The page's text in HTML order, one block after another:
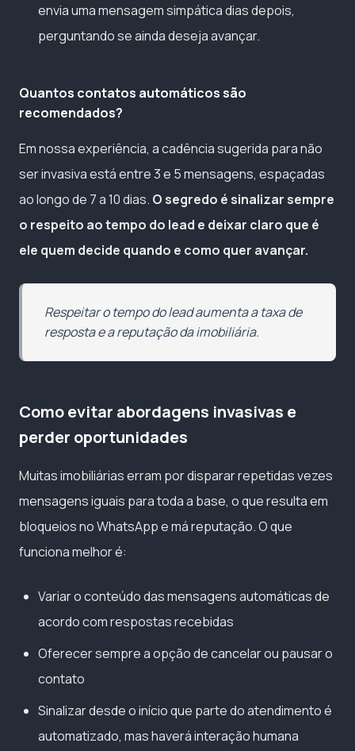
envia uma mensagem simpática dias depois,
perguntando se ainda deseja avançar.
Quantos contatos automáticos são
recomendados?
Em nossa experiência, a cadência sugerida para não
ser invasiva está entre 3 e 5 mensagens, espaçadas
ao longo de 7 a 10 dias. O segredo é sinalizar sempre
o respeito ao tempo do lead e deixar claro que é
ele quem decide quando e como quer avançar.
Respeitar o tempo do lead aumenta a taxa de
resposta e a reputação da imobiliária.
Como evitar abordagens invasivas e
perder oportunidades
Muitas imobiliárias erram por disparar repetidas vezes
mensagens iguais para toda a base, o que resulta em
bloqueios no WhatsApp e má reputação. O que
funciona melhor é:
Variar o conteúdo das mensagens automáticas de
acordo com respostas recebidas
Oferecer sempre a opção de cancelar ou pausar o
contato
Sinalizar desde o início que parte do atendimento é
automatizado, mas haverá interação humana